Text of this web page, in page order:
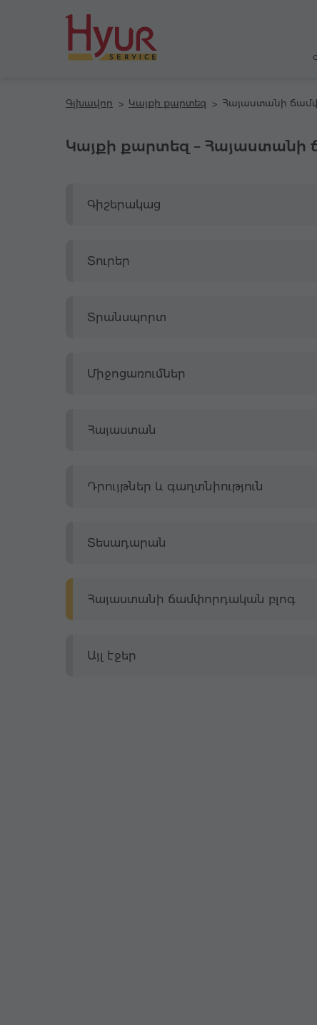
Գլխավոր Կայքի քարտեզ
Կայքի քարտեզ – Հայաստանի
Գիշերակաց
Տուրեր
Տրանսպորտ
Միջոցառումներ
Հայաստան
Դրույթներ և գաղտնիություն
Տեսադարան
Հայաստանի ճամփորդական բլոգ
Այլ էջեր